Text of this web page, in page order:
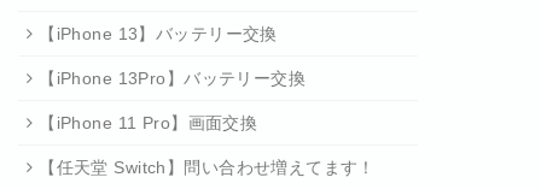
【iPhone 13】バッテリー交換
【iPhone 13Pro】バッテリー交換
【iPhone 11 Pro】画面交換
【任天堂 Switch】問い合わせ増えてます！